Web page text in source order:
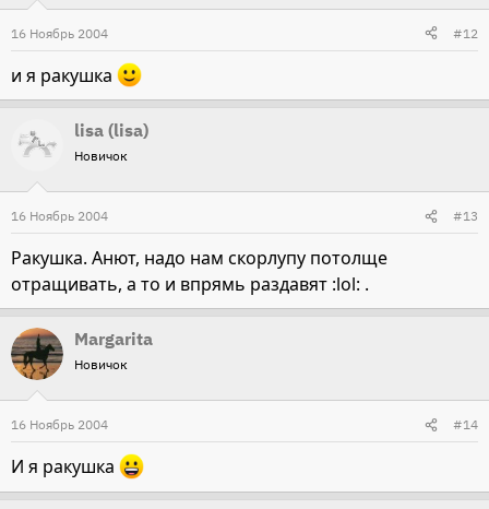
16 Ноябрь 2004 #12
и я ракушка
lisa (lisa)
Новичок
16 Ноябрь 2004 #13
Ракушка. Анют, надо нам скорлупу потолще
отращивать, а то и впрямь раздавят :lol: .
Margarita
Новичок
16 Ноябрь 2004 #14
И я ракушка